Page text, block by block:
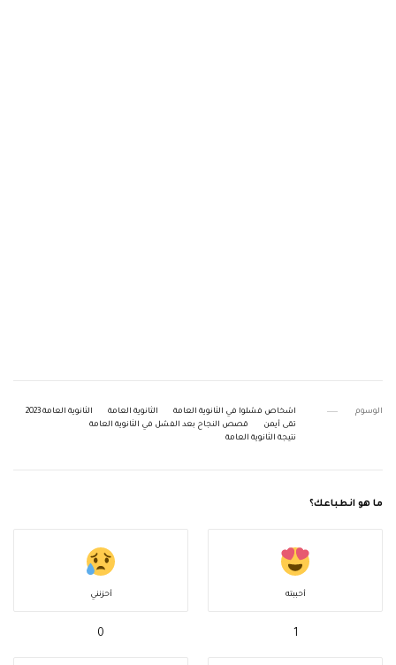
الوسوم اشخاص فشلوا في الثانوية العامة الثانوية العامة
الثانوية العامة 2023
تقى أيمن
قصص النجاح بعد الفشل في الثانوية العامة
نتيجة الثانوية العامة
ما هو انطباعك؟
أحببته
1
أحزنني
0